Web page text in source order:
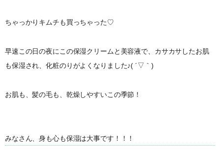
ちゃっかりキムチも買っちゃった♡
早速この日の夜にこの保湿クリームと美容液で、カサカサしたお肌
も保湿され、化粧のりがよくなりました♪( ´▽｀)
お肌も、髪の毛も、乾燥しやすいこの季節！
みなさん、身も心も保湿は大事です！！！